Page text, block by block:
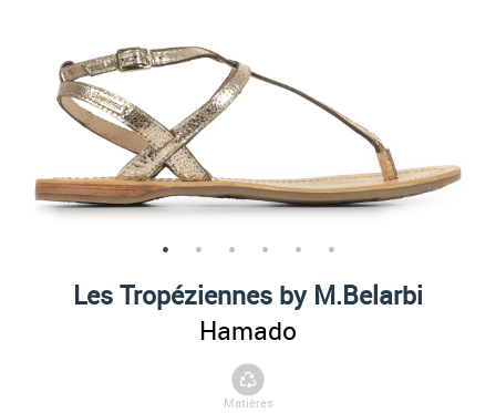
Les Tropéziennes by M.Belarbi
Hamado
Matières